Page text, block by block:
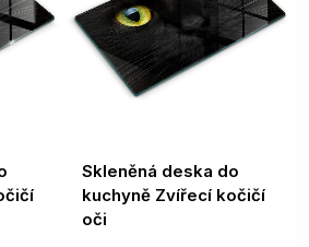
Skleněná deska do
kuchyně Zvířecí kočičí
oči